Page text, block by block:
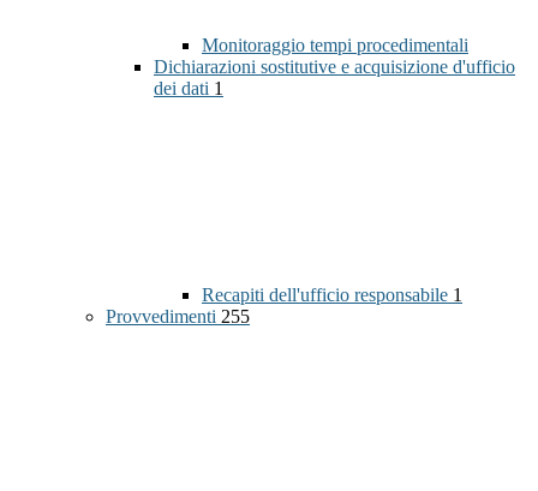
Monitoraggio tempi procedimentali
Dichiarazioni sostitutive e acquisizione d'ufficio
dei dati 1
Recapiti dell'ufficio responsabile 1
Provvedimenti 255